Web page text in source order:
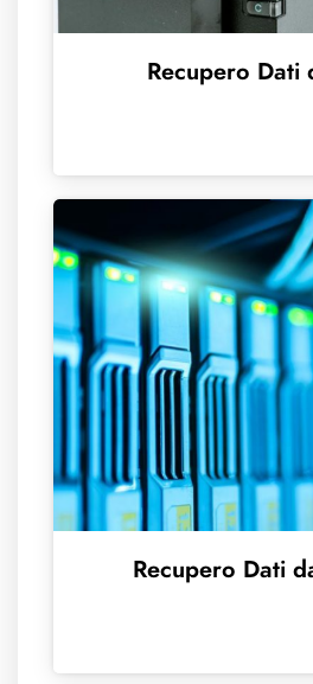
Recupero Dati
Recupero Dati